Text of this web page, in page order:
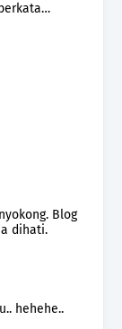
berkata…
Blog
dihati.
hehehe..